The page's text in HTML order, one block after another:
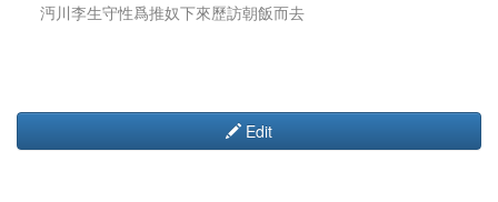
沔川李生守性爲推奴下來歷訪朝飯而去
Edit